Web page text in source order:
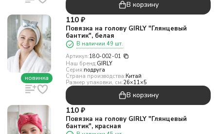
В корзину
новинка
110 ₽
Повязка на голову GIRLY "Глянцевый
бантик", белая
В наличии 49 шт.
Артикул:180-002-01
Наш бренд:GIRLY
Серия:подруга
Страна производства:Китай
Размер упаковки, см:26×11×5
В корзину
110 ₽
Повязка на голову GIRLY "Глянцевый
бантик", красная